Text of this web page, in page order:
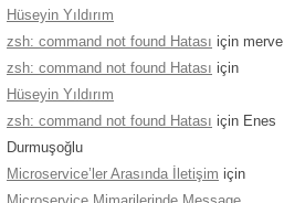
Hüseyin Yıldırım
zsh: command not found Hatası için merve
zsh: command not found Hatası için
Hüseyin Yıldırım
zsh: command not found Hatası için Enes
Durmuşoğlu
Microservice’ler Arasında İletişim için